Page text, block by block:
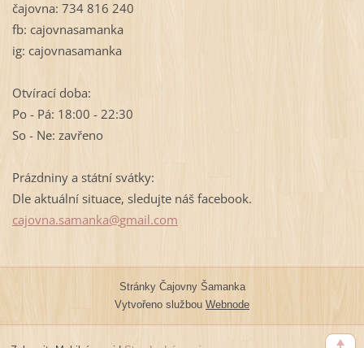
čajovna: 734 816 240
fb: cajovnasamanka
ig: cajovnasamanka
Otvírací doba:
Po - Pá: 18:00 - 22:30
So - Ne: zavřeno
Prázdniny a státní svátky:
Dle aktuální situace, sledujte náš facebook.
cajovna.samanka@gmail.com
Stránky Čajovny Šamanka
Vytvořeno službou Webnode